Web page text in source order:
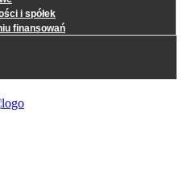
i spółek
finansowań